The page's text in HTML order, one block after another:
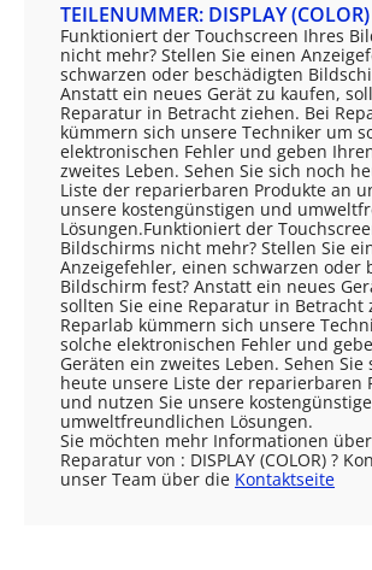
TEILENUMMER: DISPLAY (COLOR)
Funktioniert der Touchscreen Ihres
nicht mehr? Stellen Sie einen
schwarzen oder beschädigten
Anstatt ein neues Gerät zu kaufen,
Reparatur in Betracht ziehen. Bei
kümmern sich unsere Techniker um
elektronischen Fehler und geben
zweites Leben. Sehen Sie sich noch
Liste der reparierbaren Produkte an
unsere kostengünstigen und
Lösungen.Funktioniert der
Bildschirms nicht mehr? Stellen Sie
Anzeigefehler, einen schwarzen oder
Bildschirm fest? Anstatt ein neues
sollten Sie eine Reparatur in Betracht
Reparlab kümmern sich unsere
solche elektronischen Fehler und
Geräten ein zweites Leben. Sehen Sie
heute unsere Liste der reparierbaren
und nutzen Sie unsere
umweltfreundlichen Lösungen.
Sie möchten mehr Informationen
Reparatur von : DISPLAY (COLOR) ?
unser Team über die Kontaktseite